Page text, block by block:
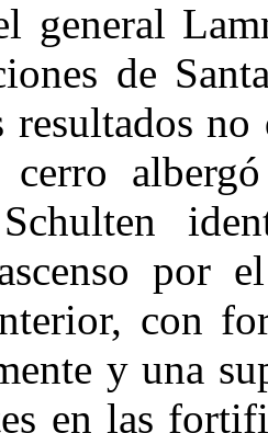
general
de
resultados no
por
con
y una
en las